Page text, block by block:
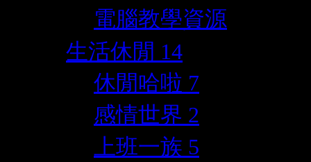
電腦教學資源
生活休閒 14
休閒哈啦 7
感情世界 2
上班一族 5